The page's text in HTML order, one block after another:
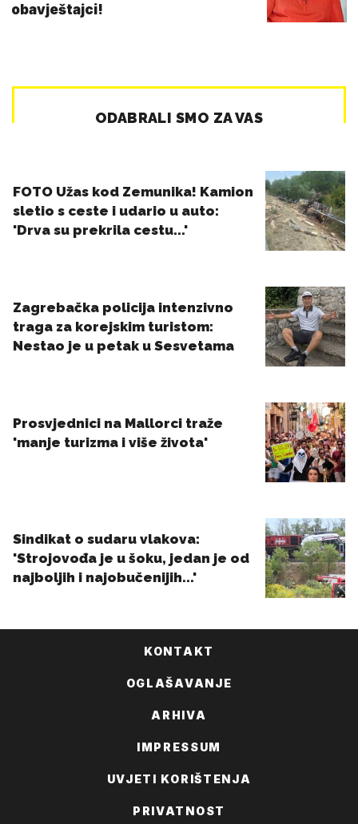
obavještajci!
KONTAKT
OGLAŠAVANJE
ARHIVA
IMPRESSUM
UVJETI KORIŠTENJA
PRIVATNOST